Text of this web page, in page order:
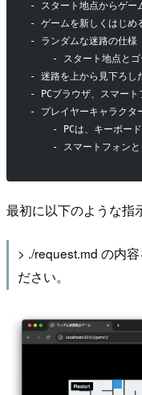
- スタート地点からゲー
- ゲームを新しくはじめ
- ランダムな迷路の仕様
- スタート地点とゴ
- 迷路を上から見下ろし
- PCブラウザ、スマート
- プレイヤーキャラクタ
    - PCは、キーボード
- スマートフォンと
最初に以下のような指
> ./request.md の内
ださい。